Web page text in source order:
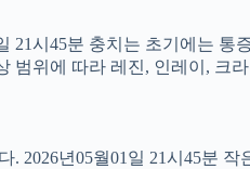
시45분 충치는 초기에는
범위에 따라 레진, 인레이,
년05월01일 21시45분